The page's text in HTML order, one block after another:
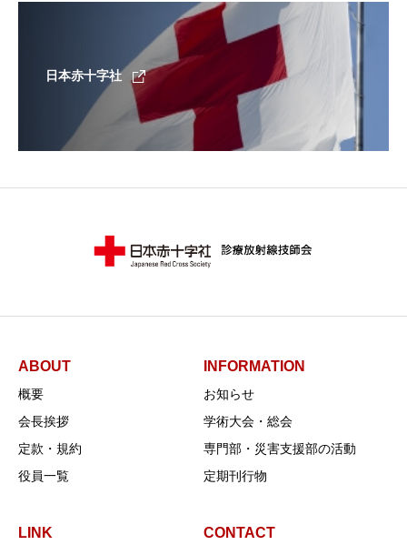
日本赤十字社
ABOUT
概要
会長挨拶
定款・規約
役員一覧
INFORMATION
お知らせ
学術大会・総会
専門部・災害支援部の活動
定期刊行物
LINK CONTACT